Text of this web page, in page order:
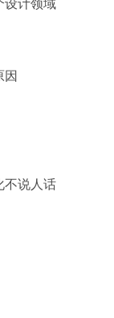
设计领域
因
不说人话